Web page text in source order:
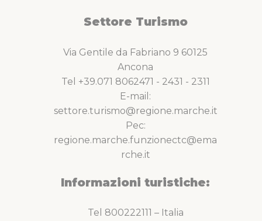
Settore Turismo
Via Gentile da Fabriano 9 60125
Ancona
Tel +39.071 8062471 - 2431 - 2311
E-mail:
settore.turismo@regione.marche.it
Pec:
regione.marche.funzionectc@ema
rche.it
Informazioni turistiche:
Tel 800222111 – Italia